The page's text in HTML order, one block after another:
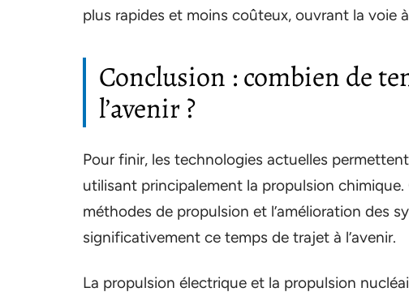
plus rapides et moins coûteux, ouvrant la voie
Conclusion : combien de
l’avenir ?
Pour finir, les technologies actuelles
utilisant principalement la propulsion
méthodes de propulsion et l’amélioration des
significativement ce temps de trajet à l’avenir.
La propulsion électrique et la propulsion